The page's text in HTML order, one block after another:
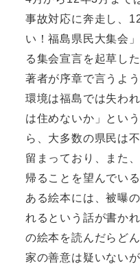
事故対応に奔走し、
い！福島県民大集会
る集会宣言を起草した
著者が序章で言うよ
環境は福島では失わ
は住めないか」とい
ら、大多数の県民は
留まっており、また
帰ることを望んでい
ある絵本には、被曝
れるという話が書か
の絵本を読んだらど
家の善意は疑いない